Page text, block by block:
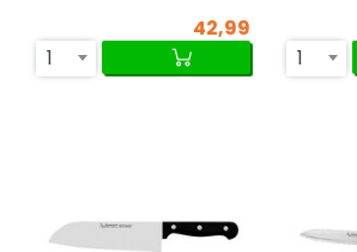
42,99
1
1